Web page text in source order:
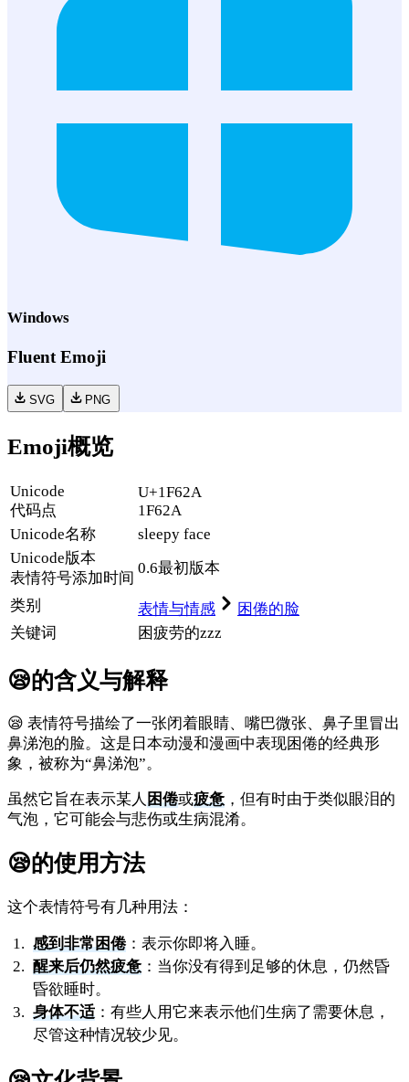
Windows
Fluent Emoji
SVG PNG
Emoji概览
Unicode
代码点
U+1F62A
1F62A
Unicode名称
sleepy face
Unicode版本
表情符号添加时间
0.6最初版本
类别 表情与情感
困倦的脸
关键词
困疲劳的zzz
😪的含义与解释
😪 表情符号描绘了一张闭着眼睛、嘴巴微张、鼻子里冒出
鼻涕泡的脸。这是日本动漫和漫画中表现困倦的经典形
象，被称为“鼻涕泡”。
虽然它旨在表示某人 困倦或疲惫 ，但有时由于类似眼泪的
气泡，它可能会与悲伤或生病混淆。
😪的使用方法
这个表情符号有几种用法：
感到非常困倦：表示你即将入睡。
醒来后仍然疲惫 ：当你没有得到足够的休息，仍然昏
昏欲睡时。
身体不适 ：有些人用它来表示他们生病了需要休息，
尽管这种情况较少见。